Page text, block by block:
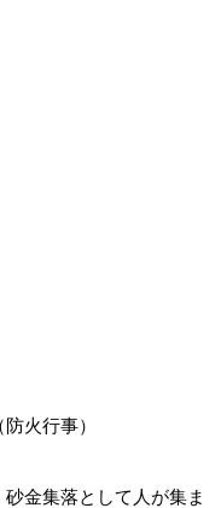
火行事）
金集落として人が集ま